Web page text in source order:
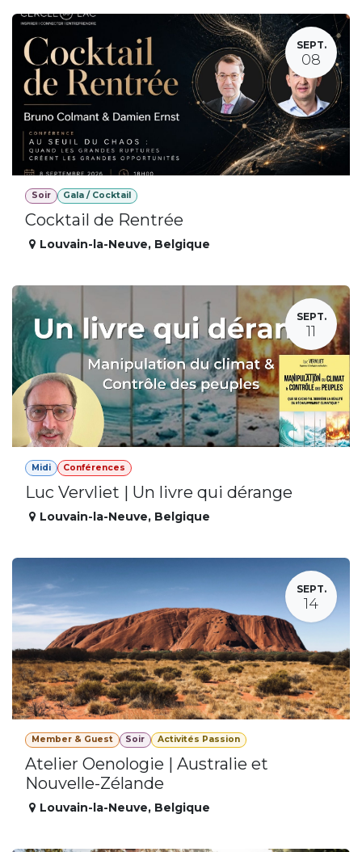
SEPT.
08
Soir Gala / Cocktail
Cocktail de Rentrée
Louvain-la-Neuve, Belgique
SEPT.
11
Midi Conférences
Luc Vervliet | Un livre qui dérange
Louvain-la-Neuve, Belgique
SEPT.
14
Member & Guest Soir Activités Passion
Atelier Oenologie | Australie et
Nouvelle-Zélande
Louvain-la-Neuve, Belgique